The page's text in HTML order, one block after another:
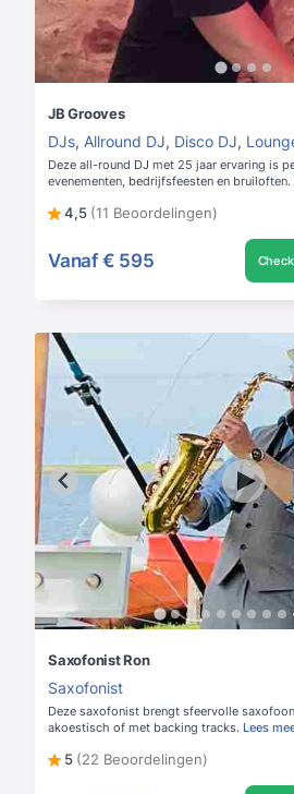
JB Grooves
DJs, Allround DJ, Disco DJ,
Deze all-round DJ met 25 jaar ervaring is
evenementen, bedrijfsfeesten en bruiloften.
4,5 (11 Beoordelingen)
Vanaf € 595
Saxofonist Ron
Saxofonist
Deze saxofonist brengt sfeervolle
akoestisch of met backing tracks. Lees
5 (22 Beoordelingen)